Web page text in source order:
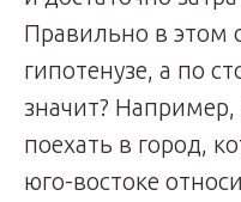
Правильно в этом
гипотенузе, а по
значит?
поехать в город,
юго-востоке